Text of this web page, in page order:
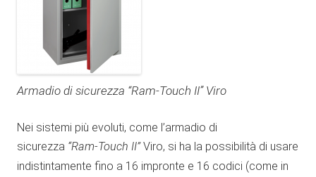
Armadio di sicurezza “Ram-Touch II” Viro
Nei sistemi più evoluti, come l’armadio di
sicurezza “Ram-Touch II”Viro, si ha la possibilità di usare
indistintamente fino a 16 impronte e 16 codici (come in